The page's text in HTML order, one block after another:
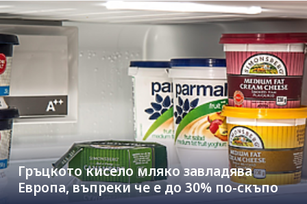
Гръцкото кисело мляко завладява
Европа, въпреки че е до 30% по-скъпо